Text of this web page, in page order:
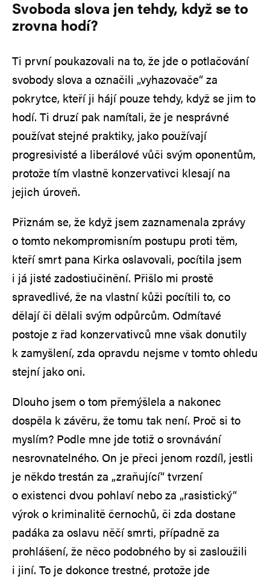
Svoboda slova jen tehdy, když se to
zrovna hodí?
Ti první poukazovali na to, že jde o potlačování
svobody slova a označili „vyhazovače“ za
pokrytce, kteří ji hájí pouze tehdy, když se jim to
hodí. Ti druzí pak namítali, že je nesprávné
používat stejné praktiky, jako používají
progresivisté a liberálové vůči svým oponentům,
protože tím vlastně konzervativci klesají na
jejich úroveň.
Přiznám se, že když jsem zaznamenala zprávy
o tomto nekompromisním postupu proti těm,
kteří smrt pana Kirka oslavovali, pocítila jsem
i já jisté zadostiučinění. Přišlo mi prostě
spravedlivé, že na vlastní kůži pocítili to, co
dělají či dělali svým odpůrcům. Odmítavé
postoje z řad konzervativců mne však donutily
k zamyšlení, zda opravdu nejsme v tomto ohledu
stejní jako oni.
Dlouho jsem o tom přemýšlela a nakonec
dospěla k závěru, že tomu tak není. Proč si to
myslím? Podle mne jde totiž o srovnávání
nesrovnatelného. On je přeci jenom rozdíl, jestli
je někdo trestán za „zraňující“ tvrzení
o existenci dvou pohlaví nebo za „rasistický“
výrok o kriminalitě černochů, či zda dostane
padáka za oslavu něčí smrti, případně za
prohlášení, že něco podobného by si zasloužili
i jiní. To je dokonce trestné, protože jde